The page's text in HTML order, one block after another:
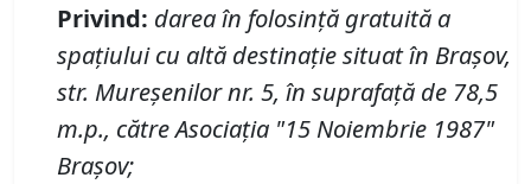
Privind: darea în folosinţă gratuită a
spaţiului cu altă destinaţie situat în Braşov,
str. Mureşenilor nr. 5, în suprafaţă de 78,5
m.p., către Asociaţia "15 Noiembrie 1987"
Braşov;